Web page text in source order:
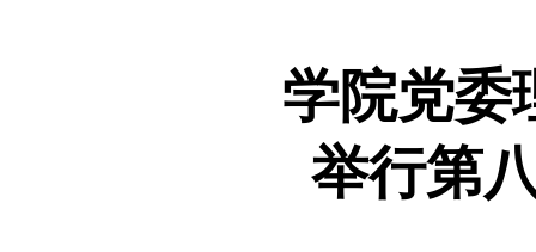
学院党委
举行第